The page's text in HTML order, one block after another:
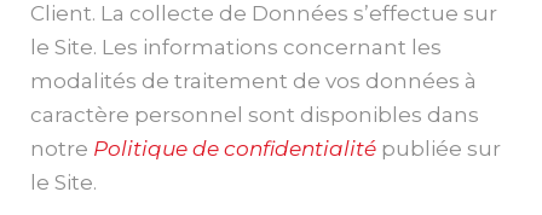
Client. La collecte de Données s’effectue sur
le Site. Les informations concernant les
modalités de traitement de vos données à
caractère personnel sont disponibles dans
notre Politique de confidentialité publiée sur
le Site.